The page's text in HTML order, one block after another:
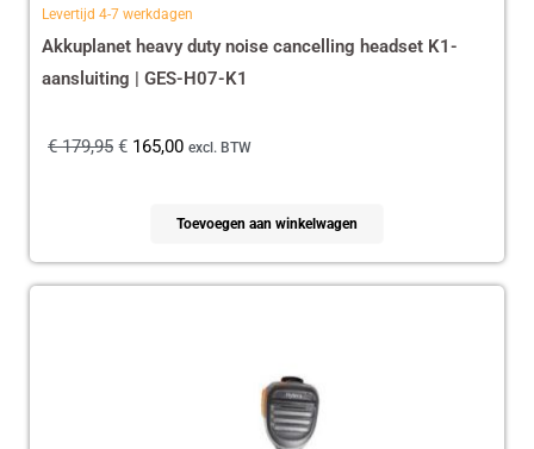
Levertijd 4-7 werkdagen
Akkuplanet heavy duty noise cancelling headset K1-
aansluiting | GES-H07-K1
€179,95 € 165,00 excl. BTW
Toevoegen aan winkelwagen